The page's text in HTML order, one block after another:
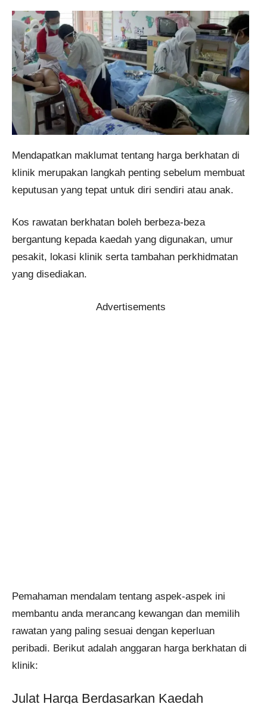
Mendapatkan maklumat tentang harga berkhatan di
klinik merupakan langkah penting sebelum membuat
keputusan yang tepat untuk diri sendiri atau anak.
Kos rawatan berkhatan boleh berbeza-beza
bergantung kepada kaedah yang digunakan, umur
pesakit, lokasi klinik serta tambahan perkhidmatan
yang disediakan.
Advertisements
Pemahaman mendalam tentang aspek-aspek ini
membantu anda merancang kewangan dan memilih
rawatan yang paling sesuai dengan keperluan
peribadi. Berikut adalah anggaran harga berkhatan di
klinik:
Julat Harga Berdasarkan Kaedah